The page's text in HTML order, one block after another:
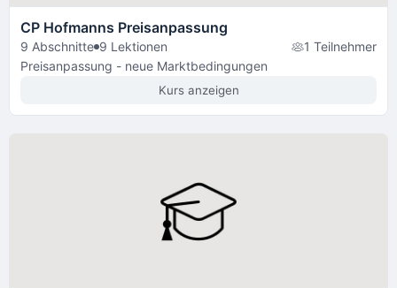
CP Hofmanns Preisanpassung
9 Abschnitte 9 Lektionen
1 Teilnehmer
Preisanpassung - neue Marktbedingungen
Kurs anzeigen